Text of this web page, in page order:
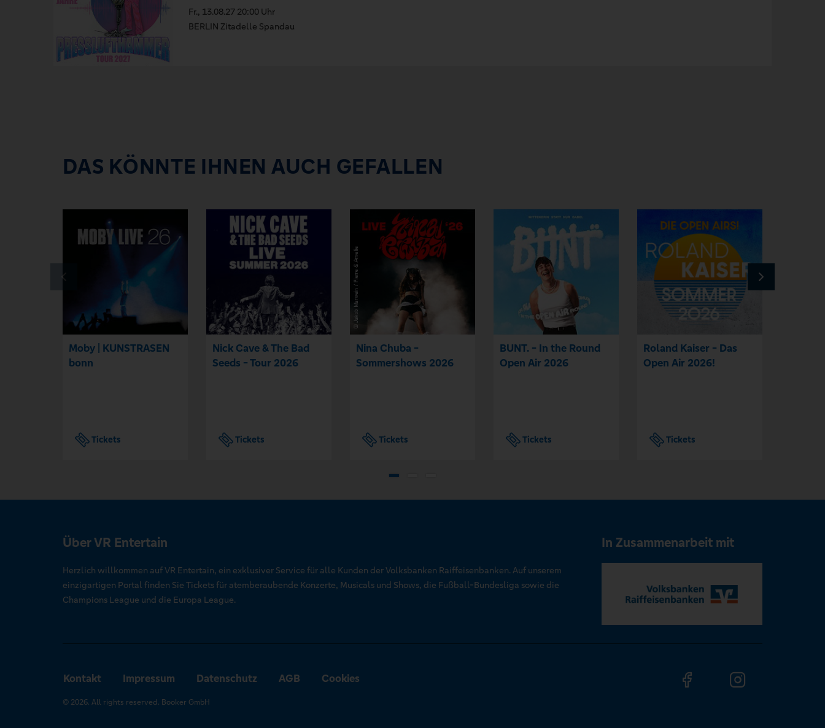
Fr., 13.08.27 20:00 Uhr
BERLIN Zitadelle Spandau
DAS KÖNNTE IHNEN AUCH GEFALLEN
Moby | KUNSTRASEN
bonn
Tickets
Nick Cave & The Bad
Seeds - Tour 2026
Tickets
Nina Chuba -
Sommershows 2026
Tickets
BUNT. - In the Round
Open Air 2026
Tickets
Roland Kaiser - Das
Open Air 2026!
Tickets
Über VR Entertain
Herzlich willkommen auf VR Entertain, ein exklusiver Service für alle Kunden der Volksbanken Raiffeisenbanken. Auf unserem
einzigartigen Portal finden Sie Tickets für atemberaubende Konzerte, Musicals und Shows, die Fußball-Bundesliga sowie die
Champions League und die Europa League.
In Zusammenarbeit mit
Kontakt Impressum Datenschutz AGB Cookies
© 2026. All rights reserved. Booker GmbH